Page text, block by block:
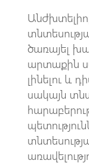
ծառայել
արտաքին
լինելու և
սակայն